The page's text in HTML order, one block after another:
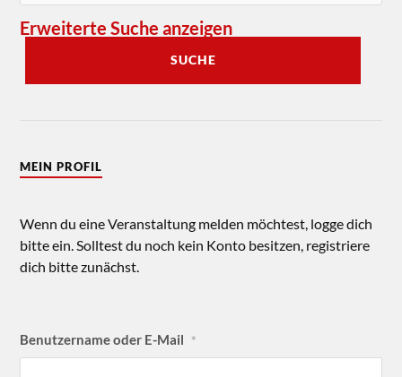
Erweiterte Suche anzeigen
SUCHE
MEIN PROFIL
Wenn du eine Veranstaltung melden möchtest, logge dich
bitte ein. Solltest du noch kein Konto besitzen, registriere
dich bitte zunächst.
Benutzername oder E-Mail *